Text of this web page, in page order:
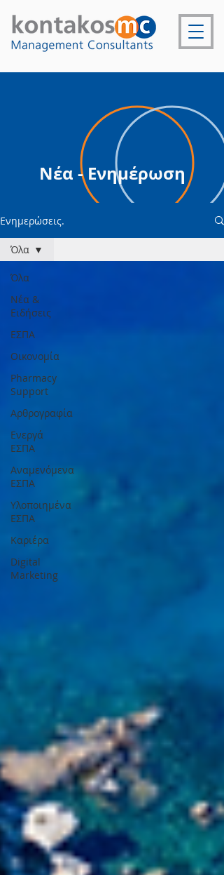
Νέα - Ενημέρωση
Ενημερώσεις.
Όλα
Νέα &
Ειδήσεις
ΕΣΠΑ
Οικονομία
Pharmacy
Support
Αρθρογραφία
Ενεργά
ΕΣΠΑ
Αναμενόμενα
ΕΣΠΑ
Υλοποιημένα
ΕΣΠΑ
Καριέρα
Digital
Marketing
Όλα